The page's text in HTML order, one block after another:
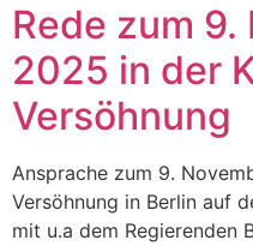
Rede zum
2025 in der
Versöhnung
Ansprache zum 9.
Versöhnung in Berlin auf
mit u.a dem Regierenden